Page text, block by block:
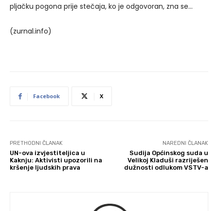
pljačku pogona prije stečaja, ko je odgovoran, zna se…
(zurnal.info)
Facebook X
PRETHODNI ČLANAK
UN-ova izvjestiteljica u
Kaknju: Aktivisti upozorili na
kršenje ljudskih prava
NAREDNI ČLANAK
Sudija Općinskog suda u
Velikoj Kladuši razriješen
dužnosti odlukom VSTV-a